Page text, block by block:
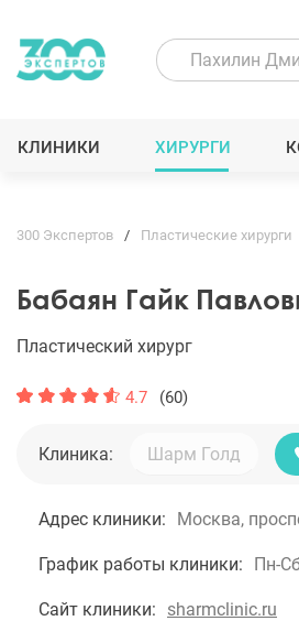
КЛИНИКИ ХИРУРГИ
300 Экспертов Пластические хирурги
Бабаян Гайк
Пластический хирург
4.7 (60)
Клиника:
Адрес клиники: Москва,
График работы клиники: Пн-
Сайт клиники: sharmclinic.ru